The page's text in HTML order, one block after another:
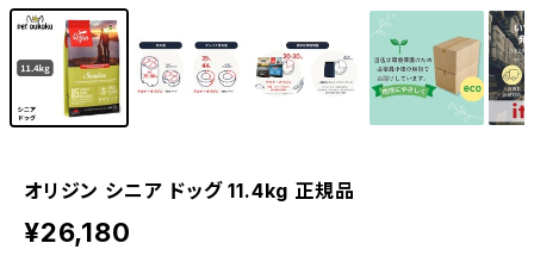
オリジン シニア ドッグ 11.4kg 正規品
¥26,180